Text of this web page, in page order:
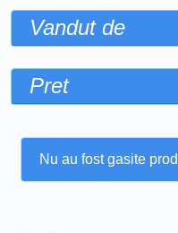
Vandut de
Pret
Nu au fost gasite